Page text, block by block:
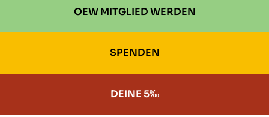
OEW MITGLIED WERDEN
SPENDEN
DEINE 5‰